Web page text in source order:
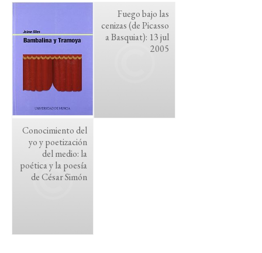
Fuego bajo las
cenizas (de Picasso
a Basquiat): 13 jul
2005
Conocimiento del
yo y poetización
del medio: la
poética y la poesía
de César Simón